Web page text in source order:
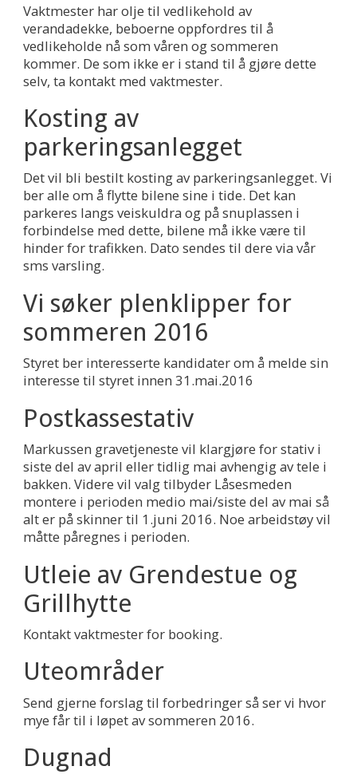
Vaktmester har olje til vedlikehold av
verandadekke, beboerne oppfordres til å
vedlikeholde nå som våren og sommeren
kommer. De som ikke er i stand til å gjøre dette
selv, ta kontakt med vaktmester.
Kosting av
parkeringsanlegget
Det vil bli bestilt kosting av parkeringsanlegget. Vi
ber alle om å flytte bilene sine i tide. Det kan
parkeres langs veiskuldra og på snuplassen i
forbindelse med dette, bilene må ikke være til
hinder for trafikken. Dato sendes til dere via vår
sms varsling.
Vi søker plenklipper for
sommeren 2016
Styret ber interesserte kandidater om å melde sin
interesse til styret innen 31.mai.2016
Postkassestativ
Markussen gravetjeneste vil klargjøre for stativ i
siste del av april eller tidlig mai avhengig av tele i
bakken. Videre vil valg tilbyder Låsesmeden
montere i perioden medio mai/siste del av mai så
alt er på skinner til 1.juni 2016. Noe arbeidstøy vil
måtte påregnes i perioden.
Utleie av Grendestue og
Grillhytte
Kontakt vaktmester for booking.
Uteområder
Send gjerne forslag til forbedringer så ser vi hvor
mye får til i løpet av sommeren 2016.
Dugnad